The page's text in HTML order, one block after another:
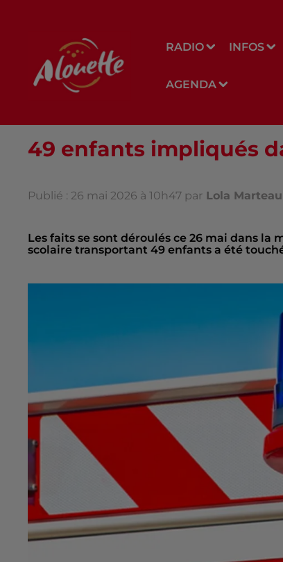
RADIO INFOS
AGENDA
49 enfants impliqués
Publié : 26 mai 2026 à 10h47 par Lola Marteau
Les faits se sont déroulés ce 26 mai dans la
scolaire transportant 49 enfants a été